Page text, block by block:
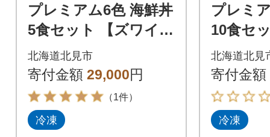
プレミアム6色 海鮮丼
5食セット 【ズワイガ
ニ、ウニ、いくら、
ホタテ、エビ、ホッ
キ】北見市加工
北海道北見市
寄付金額 29,000円
（1件）
冷凍
プレミ
10食セ
ガニ、
ら、ホ
ホッキ
北海道北見
寄付金額
冷凍